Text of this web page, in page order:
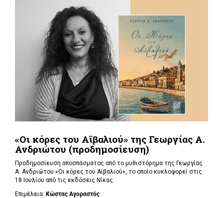
«Οι κόρες του Αϊβαλιού» της Γεωργίας Α.
Ανδριώτου (προδημοσίευση)
Προδημοσίευση αποσπάσματος από το μυθιστόρημα της Γεωργίας
Α. Ανδριώτου «Οι κόρες του Αϊβαλιού», το οποίο κυκλοφορεί στις
18 Ιουλίου από τις εκδόσεις Νίκας.
Επιμέλεια: Κώστας Αγοραστός